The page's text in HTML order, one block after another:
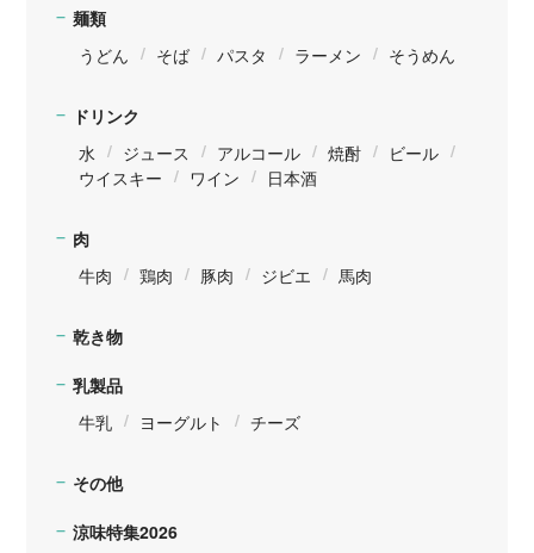
麺類
うどん
そば パスタ ラーメン そうめん
ドリンク
水
ジュース アルコール 焼酎
ビール
ウイスキー
ワイン 日本酒
肉
牛肉
鶏肉 豚肉 ジビエ 馬肉
乾き物
乳製品
牛乳
ヨーグルト チーズ
その他
涼味特集2026